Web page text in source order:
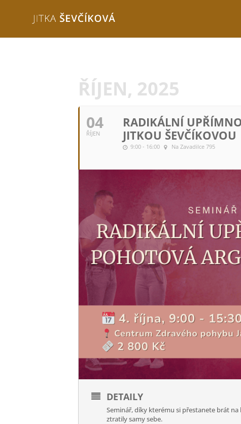
ŘÍJEN, 2025
04
ŘÍJEN
RADIKÁLNÍ
JITKOU ŠEVČÍKOVOU
9:00 - 16:00 Na Zavadilce 795
DETAILY
Seminář, díky kterému si přestanete brát
ztratily samy sebe.